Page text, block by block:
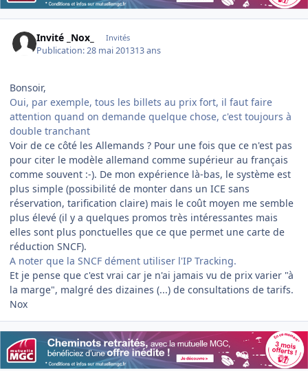
Invité _Nox_ Invités
Publication:28 mai 201313 ans
Bonsoir,
Oui, par exemple, tous les billets au prix fort, il faut faire
attention quand on demande quelque chose, c'est toujours à
double tranchant
Voir de ce côté les Allemands ? Pour une fois que ce n'est pas
pour citer le modèle allemand comme supérieur au français
comme souvent :-). De mon expérience là-bas, le système est
plus simple (possibilité de monter dans un ICE sans
réservation, tarification claire) mais le coût moyen me semble
plus élevé (il y a quelques promos très intéressantes mais
elles sont plus ponctuelles que ce que permet une carte de
réduction SNCF).
A noter que la SNCF dément utiliser l'IP Tracking.
Et je pense que c'est vrai car je n'ai jamais vu de prix varier "à
la marge", malgré des dizaines (...) de consultations de tarifs.
Nox